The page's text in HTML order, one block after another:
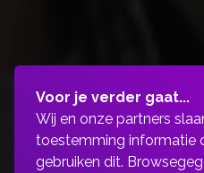
Voor je verder gaat...
Wij en onze partners
toestemming informatie
gebruiken dit.